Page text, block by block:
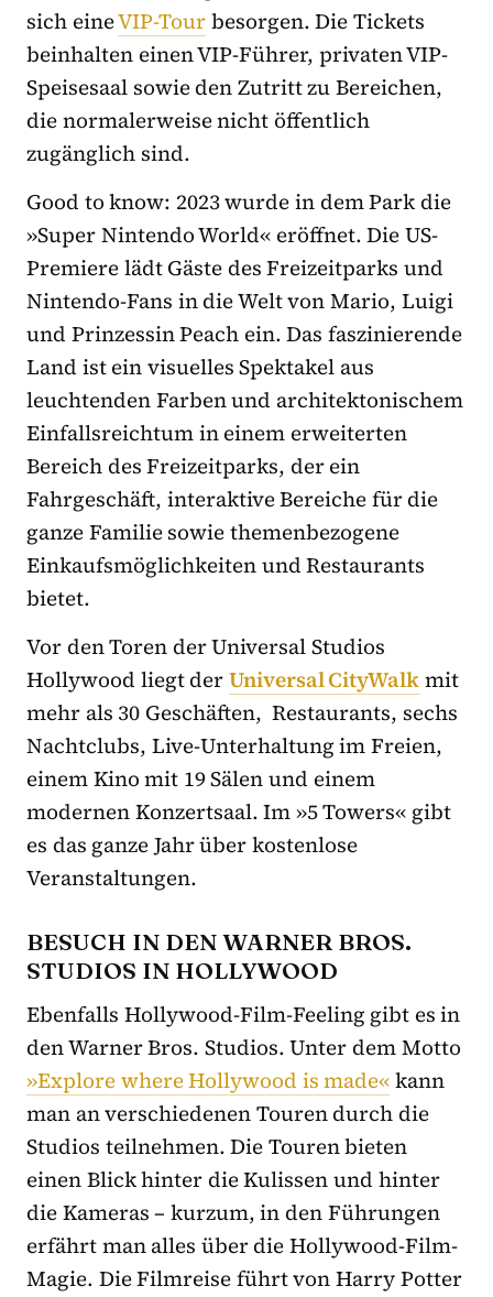
sich eineVIP-Tourbesorgen. Die Tickets
beinhalten einen VIP-Führer, privaten VIP-
Speisesaal sowie den Zutritt zu Bereichen,
die normalerweise nicht öffentlich
zugänglich sind.
Good to know: 2023 wurde in dem Park die
»Super Nintendo World« eröffnet. Die US-
Premiere lädt Gäste des Freizeitparks und
Nintendo-Fans in die Welt von Mario, Luigi
und Prinzessin Peach ein. Das faszinierende
Land ist ein visuelles Spektakel aus
leuchtenden Farben und architektonischem
Einfallsreichtum in einem erweiterten
Bereich des Freizeitparks, der ein
Fahrgeschäft, interaktive Bereiche für die
ganze Familie sowie themenbezogene
Einkaufsmöglichkeiten und Restaurants
bietet.
Vor den Toren der Universal Studios
Hollywood liegt derUniversal CityWalkmit
mehr als 30 Geschäften, Restaurants, sechs
Nachtclubs, Live-Unterhaltung im Freien,
einem Kino mit 19 Sälen und einem
modernen Konzertsaal. Im »5 Towers« gibt
es das ganze Jahr über kostenlose
Veranstaltungen.
BESUCH IN DEN WARNER BROS.
STUDIOS IN HOLLYWOOD
Ebenfalls Hollywood-Film-Feeling gibt es in
den Warner Bros. Studios. Unter dem Motto
»Explore where Hollywood is made«kann
man an verschiedenen Touren durch die
Studios teilnehmen. Die Touren bieten
einen Blick hinter die Kulissen und hinter
die Kameras – kurzum, in den Führungen
erfährt man alles über die Hollywood-Film-
Magie. Die Filmreise führt von Harry Potter